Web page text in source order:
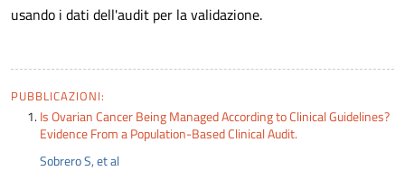
usando i dati dell'audit per la validazione.
PUBBLICAZIONI:
Is Ovarian Cancer Being Managed According to Clinical Guidelines?
Evidence From a Population-Based Clinical Audit.
Sobrero S, et al